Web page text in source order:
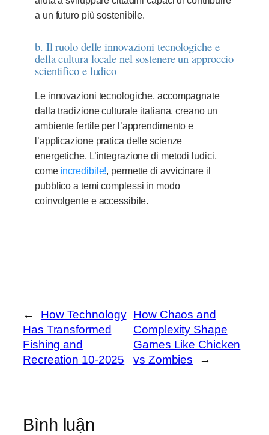
a un futuro più sostenibile.
b. Il ruolo delle innovazioni tecnologiche e
della cultura locale nel sostenere un approccio
scientifico e ludico
Le innovazioni tecnologiche, accompagnate
dalla tradizione culturale italiana, creano un
ambiente fertile per l’apprendimento e
l’applicazione pratica delle scienze
energetiche. L’integrazione di metodi ludici,
come incredibile!, permette di avvicinare il
pubblico a temi complessi in modo
coinvolgente e accessibile.
←
How Technology
Has Transformed
Fishing and
Recreation 10-2025
How Chaos and
Complexity Shape
Games Like Chicken
vs Zombies
→
Bình luận